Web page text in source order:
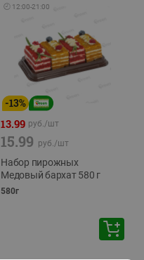
🕘 12:00-21:00
-13%
13.99 руб./шт
15.99 руб./шт
Набор пирожных
Медовый бархат 580 г
580г